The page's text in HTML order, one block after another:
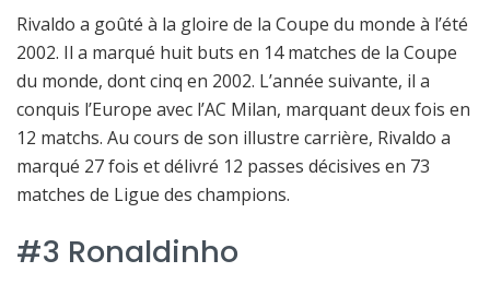
Rivaldo a goûté à la gloire de la Coupe du monde à l’été
2002. Il a marqué huit buts en 14 matches de la Coupe
du monde, dont cinq en 2002. L’année suivante, il a
conquis l’Europe avec l’AC Milan, marquant deux fois en
12 matchs. Au cours de son illustre carrière, Rivaldo a
marqué 27 fois et délivré 12 passes décisives en 73
matches de Ligue des champions.
#3 Ronaldinho